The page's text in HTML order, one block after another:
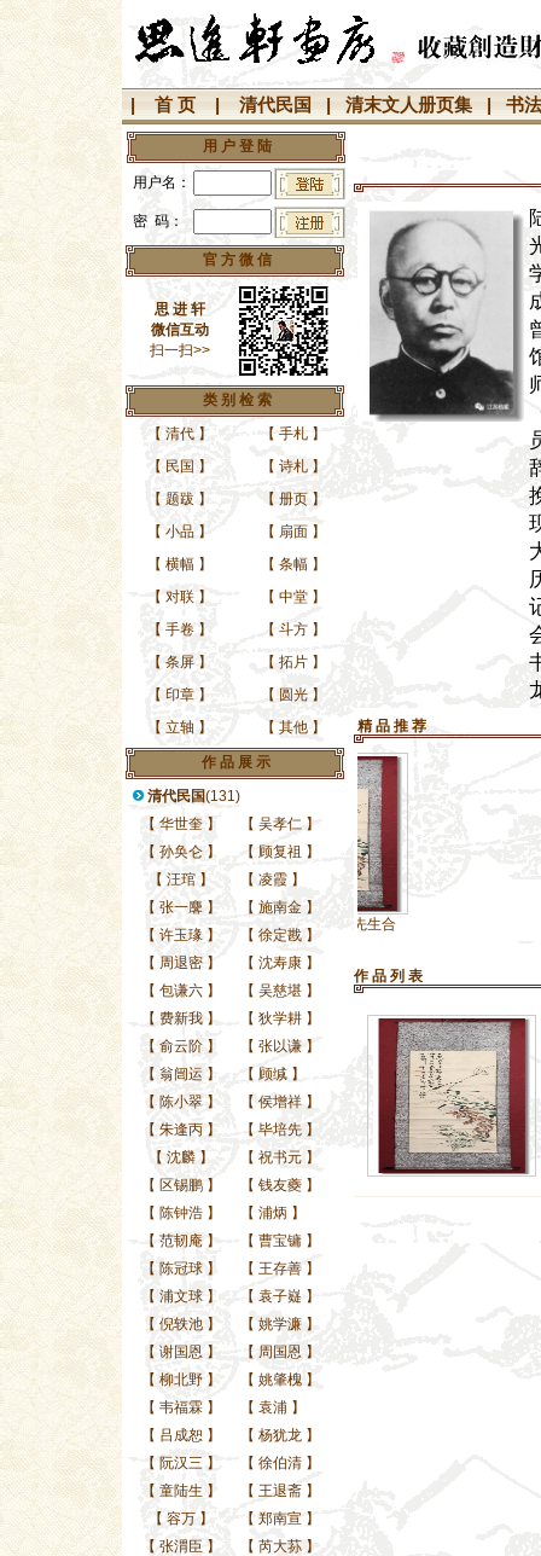
首 页 清代民国 清末文人册页集 书
用 户 登 陆
用户名：
密 码：
官 方 微 信
思 进 轩
微信互动
扫一扫>>
类 别 检 索
【 清代 】 【 手札 】
【 民国 】 【 诗札 】
【 题跋 】 【 册页 】
【 小品 】 【 扇面 】
【 横幅 】 【 条幅 】
【 对联 】 【 中堂 】
【 手卷 】 【 斗方 】
【 条屏 】 【 拓片 】
【 印章 】 【 圆光 】
【 立轴 】 【 其他 】
作 品 展 示
清代民国(131)
【 华世奎 】 【 吴孝仁 】
【 孙奂仑 】 【 顾复祖 】
【 汪琯 】 【 凌霞 】
【 张一麐 】 【 施南金 】
【 许玉瑑 】 【 徐定戡 】
【 周退密 】 【 沈寿康 】
【 包谦六 】 【 吴慈堪 】
【 费新我 】 【 狄学耕 】
【 俞云阶 】 【 张以谦 】
【 翁闿运 】 【 顾缄 】
【 陈小翠 】 【 侯增祥 】
【 朱逢丙 】 【 毕培先 】
【 沈麟 】 【 祝书元 】
【 区锡鹏 】 【 钱友夔 】
【 陈钟浩 】 【 浦炳 】
【 范韧庵 】 【 曹宝镛 】
【 陈冠球 】 【 王存善 】
【 浦文球 】 【 袁子嶷 】
【 倪轶池 】 【 姚学濂 】
【 谢国恩 】 【 周国恩 】
【 柳北野 】 【 姚肇槐 】
【 韦福霖 】 【 袁浦 】
【 吕成恕 】 【 杨犹龙 】
【 阮汉三 】 【 徐伯清 】
【 童陆生 】 【 王退斋 】
【 容万 】 【 郑南宣 】
【 张渭臣 】 【 芮大荪 】
精 品 推 荐
近代名士陆鸿仪先生合
作 品 列 表